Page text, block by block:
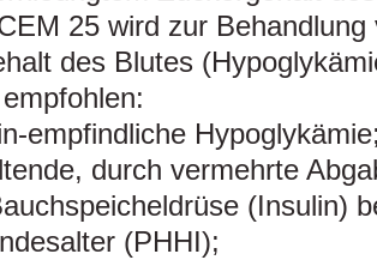
25 wird zur
des Blutes
empfindliche
durch vermehrte
(Insulin)
(PHHI);